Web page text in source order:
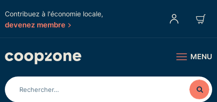
Contribuez à l'économie locale,
devenez membre
MENU